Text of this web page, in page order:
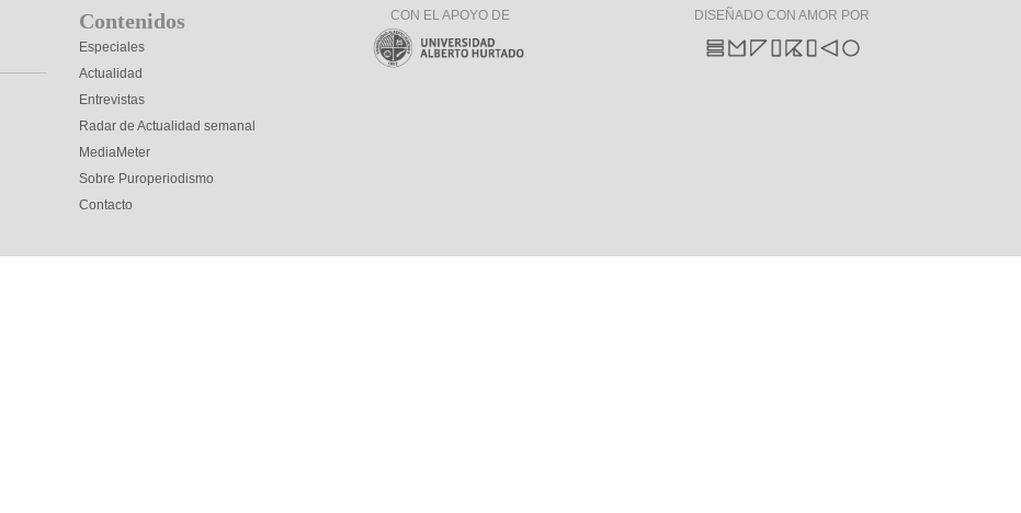
Contenidos
Especiales
Actualidad
Entrevistas
Radar de Actualidad semanal
MediaMeter
Sobre Puroperiodismo
Contacto
CON EL APOYO DE DISEÑADO CON AMOR POR